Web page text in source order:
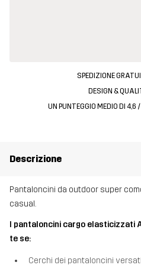
SPEDIZIONE
DESIGN &
UN PUNTEGGIO MEDIO DI 4,6
Descrizione
Pantaloncini da outdoor super
casual.
I pantaloncini cargo elasticizzati
te se:
Cerchi dei pantaloncini